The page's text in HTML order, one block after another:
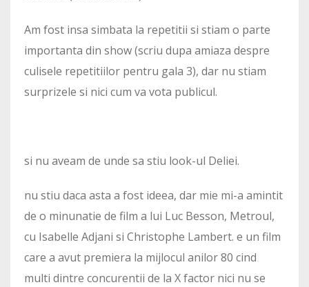
Am fost insa simbata la repetitii si stiam o parte
importanta din show (scriu dupa amiaza despre
culisele repetitiilor pentru gala 3), dar nu stiam
surprizele si nici cum va vota publicul.
si nu aveam de unde sa stiu look-ul Deliei.
nu stiu daca asta a fost ideea, dar mie mi-a amintit
de o minunatie de film a lui Luc Besson, Metroul,
cu Isabelle Adjani si Christophe Lambert. e un film
care a avut premiera la mijlocul anilor 80 cind
multi dintre concurentii de la X factor nici nu se